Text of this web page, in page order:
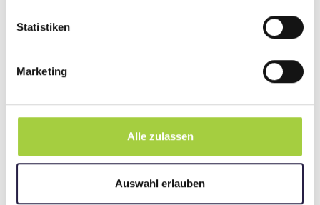
Statistiken
Marketing
Alle zulassen
Auswahl erlauben
Kontakt & Anfahrt
Sie möchten einen Termin buchen,
sich über die
Therapiemöglichkeiten in unserem